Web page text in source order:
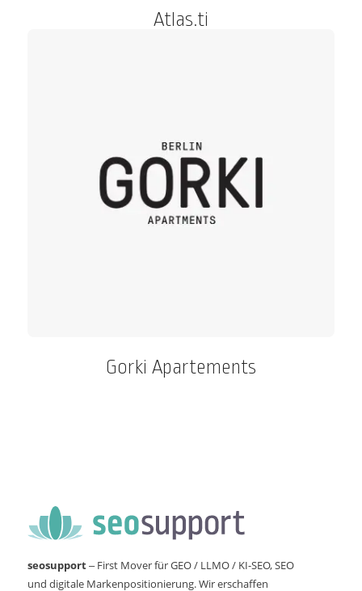
Atlas.ti
Gorki Apartements
seosupport– First Mover für GEO / LLMO / KI-SEO, SEO
und digitale Markenpositionierung. Wir erschaffen